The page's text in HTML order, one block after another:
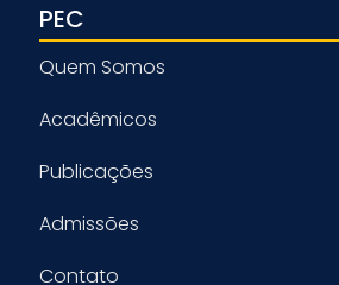
PEC
Quem Somos
Acadêmicos
Publicações
Admissões
Contato